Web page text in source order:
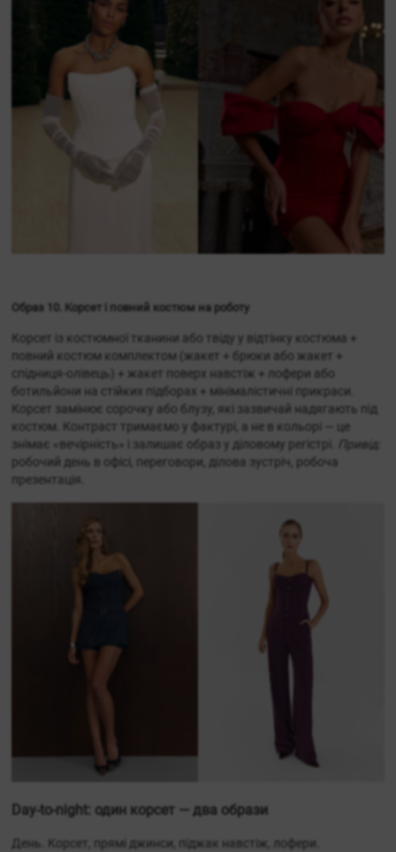
Образ 10. Корсет і повний костюм на роботу
Корсет із костюмної тканини або твіду у відтінку костюма +
повний костюм комплектом (жакет + брюки або жакет +
спідниця-олівець) + жакет поверх навстіж + лофери або
ботильйони на стійких підборах + мінімалістичні прикраси.
Корсет замінює сорочку або блузу, які зазвичай надягають під
костюм. Контраст тримаємо у фактурі, а не в кольорі — це
знімає «вечірність» і залишає образ у діловому регістрі.
Привід:
робочий день в офісі, переговори, ділова зустріч, робоча
презентація.
Day-to-night: один корсет — два образи
День. Корсет, прямі джинси, піджак навстіж, лофери.